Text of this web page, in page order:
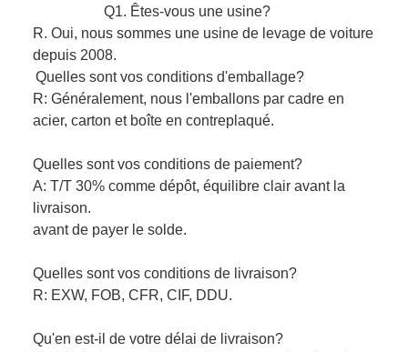
Q1. Êtes-vous une usine?
R. Oui, nous sommes une usine de levage de voiture
depuis 2008.
Quelles sont vos conditions d'emballage?
R: Généralement, nous l'emballons par cadre en
acier, carton et boîte en contreplaqué.
Quelles sont vos conditions de paiement?
A: T/T 30% comme dépôt, équilibre clair avant la
livraison.
avant de payer le solde.
Quelles sont vos conditions de livraison?
R: EXW, FOB, CFR, CIF, DDU.
Qu'en est-il de votre délai de livraison?